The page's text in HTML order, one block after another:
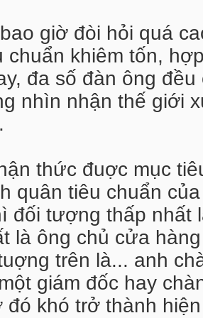
giờ đòi hỏi quá
chuẩn khiêm tốn,
đa số đàn ông
nhìn nhận thế giới
thức đuợc mục
quân tiêu chuẩn
đối tượng thấp nhất
là ông chủ cửa
trên là... anh
giám đốc hay
đó khó trở thành